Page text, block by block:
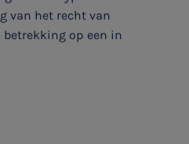
van het recht van
betrekking op een in